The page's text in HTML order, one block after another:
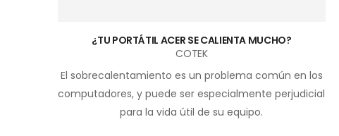
¿TU PORTÁTIL ACER SE CALIENTA MUCHO?
COTEK
El sobrecalentamiento es un problema común en los
computadores, y puede ser especialmente perjudicial
para la vida útil de su equipo.